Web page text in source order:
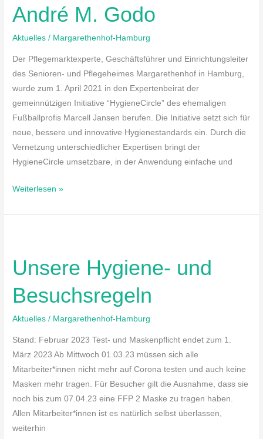
André M. Godo
Aktuelles / Margarethenhof-Hamburg
Der Pflegemarktexperte, Geschäftsführer und Einrichtungsleiter
des Senioren- und Pflegeheimes Margarethenhof in Hamburg,
wurde zum 1. April 2021 in den Expertenbeirat der
gemeinnützigen Initiative “HygieneCircle” des ehemaligen
Fußballprofis Marcell Jansen berufen. Die Initiative setzt sich für
neue, bessere und innovative Hygienestandards ein. Durch die
Vernetzung unterschiedlicher Expertisen bringt der
HygieneCircle umsetzbare, in der Anwendung einfache und
M.
Weiterlesen »
Unsere Hygiene- und
Besuchsregeln
Aktuelles / Margarethenhof-Hamburg
Stand: Februar 2023 Test- und Maskenpflicht endet zum 1.
März 2023 Ab Mittwoch 01.03.23 müssen sich alle
Mitarbeiter*innen nicht mehr auf Corona testen und auch keine
Masken mehr tragen. Für Besucher gilt die Ausnahme, dass sie
noch bis zum 07.04.23 eine FFP 2 Maske zu tragen haben.
Allen Mitarbeiter*innen ist es natürlich selbst überlassen,
weiterhin
und
Besuchsregeln